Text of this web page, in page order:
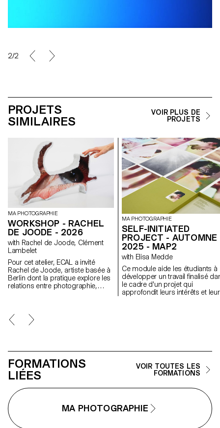
2/2
PROJETS
SIMILAIRES
VOIR PLUS DE
PROJETS
MA PHOTOGRAPHIE
WORKSHOP - RACHEL
DE JOODE - 2026
with Rachel de Joode, Clément
Lambelet
Pour cet atelier, ECAL a invité
Rachel de Joode, artiste basée à
Berlin dont la pratique explore les
relations entre photographie,
transformation d’images
photographiques en formes
considérant les images comme
des surfaces à découper, plier,
superposer et assembler pour
créer des objets sculpturaux. À
travers des tests rapides et des
expérimentations matérielles,
l’atelier a encouragé les
étudiant·e·s à naviguer
MA PHOTOGRAPHIE
SELF-INITIATED
PROJECT - AUTOMNE
2025 - MAP2
with Elisa Medde
Ce module aide les étudiants à
développer un travail finalisé
le cadre d'un projet qui
approfondit leurs intérêts et
installation, un projet en ligne,
performance.
FORMATIONS
LIÉES
VOIR TOUTES LES
FORMATIONS
MA PHOTOGRAPHIE